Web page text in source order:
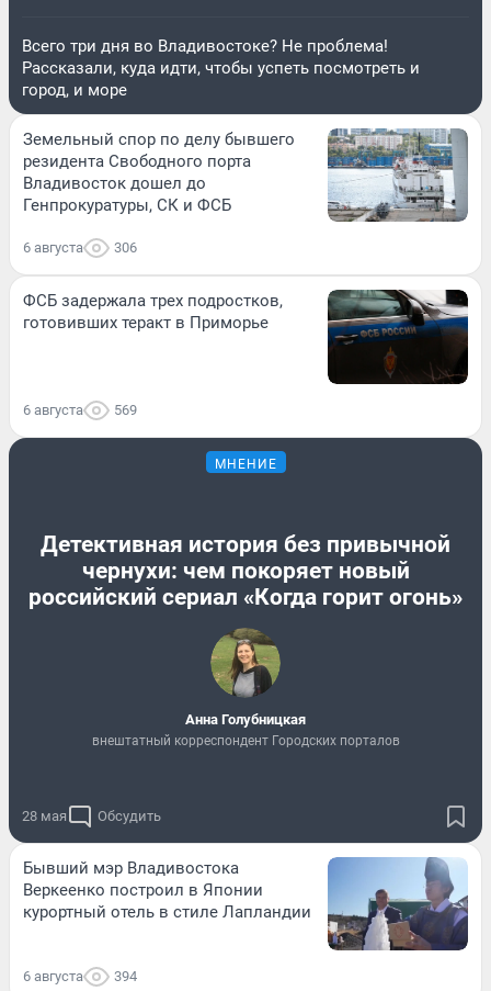
Всего три дня во Владивостоке? Не проблема!
Рассказали, куда идти, чтобы успеть посмотреть и
город, и море
Земельный спор по делу бывшего
резидента Свободного порта
Владивосток дошел до
Генпрокуратуры, СК и ФСБ
6 августа 306
ФСБ задержала трех подростков,
готовивших теракт в Приморье
6 августа 569
МНЕНИЕ
Детективная история без привычной
чернухи: чем покоряет новый
российский сериал «Когда горит огонь»
Анна Голубницкая
внештатный корреспондент Городских порталов
28 мая Обсудить
Бывший мэр Владивостока
Веркеенко построил в Японии
курортный отель в стиле Лапландии
6 августа 394